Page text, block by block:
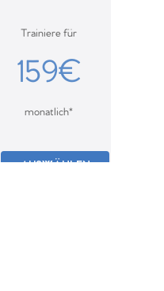
Trainiere für
159€
monatlich*
AUSWÄHLEN